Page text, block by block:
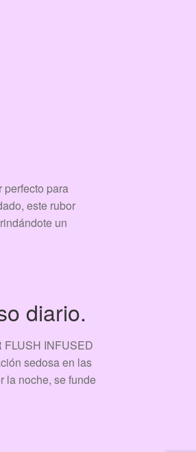
perfecto para
este rubor
un
diario.
FLUSH INFUSED
sedosa en las
la noche, se funde